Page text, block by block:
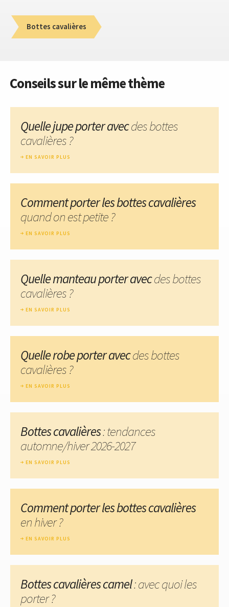
Bottes cavalières
Conseils sur le même thème
Quelle jupe porter avecdes bottes
cavalières ?
EN SAVOIR PLUS
Comment porter les bottes cavalières
quand on est petite ?
EN SAVOIR PLUS
Quelle manteau porter avecdes bottes
cavalières ?
EN SAVOIR PLUS
Quelle robe porter avecdes bottes
cavalières ?
EN SAVOIR PLUS
Bottes cavalières: tendances
automne/hiver 2026-2027
EN SAVOIR PLUS
Comment porter les bottes cavalières
en hiver ?
EN SAVOIR PLUS
Bottes cavalières camel: avec quoi les
porter ?